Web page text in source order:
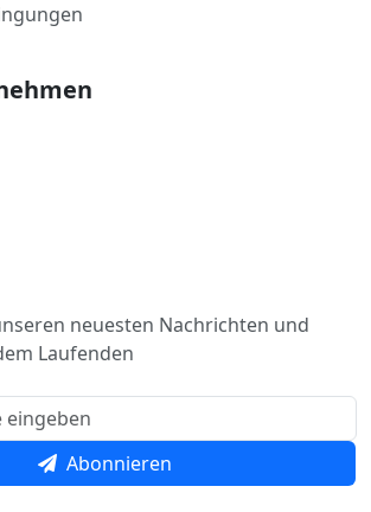
neuesten Nachrichten und
Laufenden
Abonnieren